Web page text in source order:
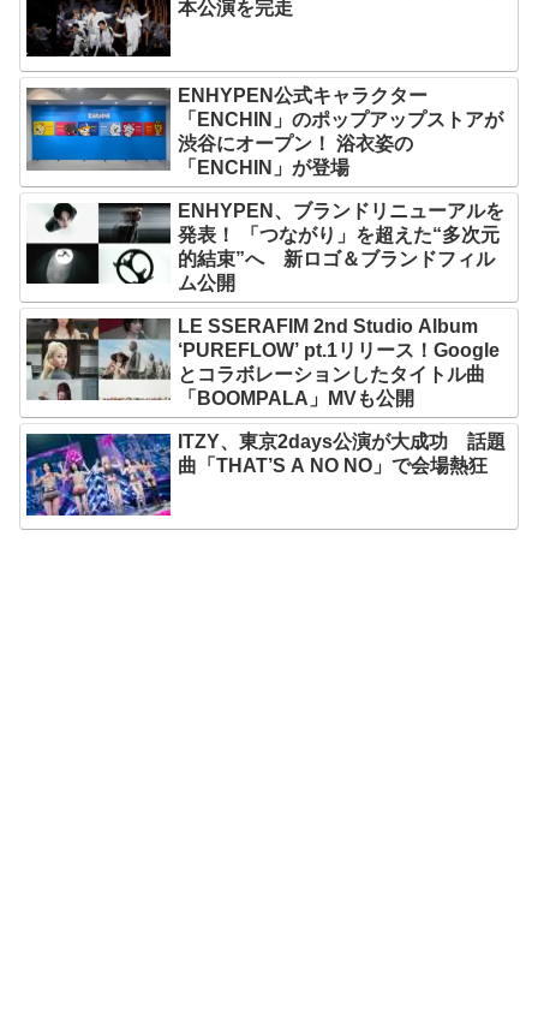
本公演を完走
ENHYPEN公式キャラクター
「ENCHIN」のポップアップストアが
渋谷にオープン！ 浴衣姿の
「ENCHIN」が登場
ENHYPEN、ブランドリニューアルを
発表！ 「つながり」を超えた“多次元
的結束”へ 新ロゴ＆ブランドフィル
ム公開
LE SSERAFIM 2nd Studio Album
‘PUREFLOW’ pt.1リリース！Google
とコラボレーションしたタイトル曲
「BOOMPALA」MVも公開
ITZY、東京2days公演が大成功 話題
曲「THAT’S A NO NO」で会場熱狂